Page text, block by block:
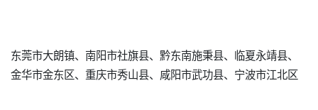
东莞市大朗镇、南阳市社旗县、黔东南施秉县、临夏永靖县、
金华市金东区、重庆市秀山县、咸阳市武功县、宁波市江北区